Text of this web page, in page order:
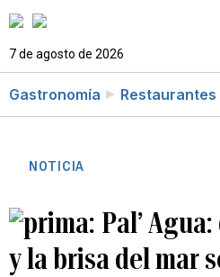
7 de agosto de 2026
Gastronomía Restaurantes
NOTICIA
Pal’
y la brisa del mar